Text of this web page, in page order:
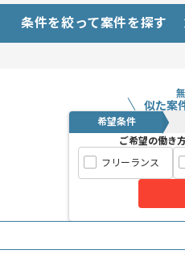
条件を絞って案件を探す
似た案
希望条件
ご希望の働き
フリーランス